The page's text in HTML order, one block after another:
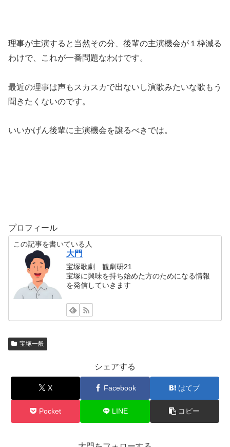
理事が主演すると当然その分、後輩の主演機会が１枠減る
わけで、これが一番問題なわけです。
最近の理事は声もスカスカで出ないし演歌みたいな歌もう
聞きたくないのです。
いいかげん後輩に主演機会を譲るべきでは。
プロフィール
この記事を書いている人
大門
宝塚歌劇 観劇研21
宝塚に興味を持ち始めた方のためになる情報
を発信していきます
宝塚一般
シェアする
X Facebook はてブ
Pocket LINE コピー